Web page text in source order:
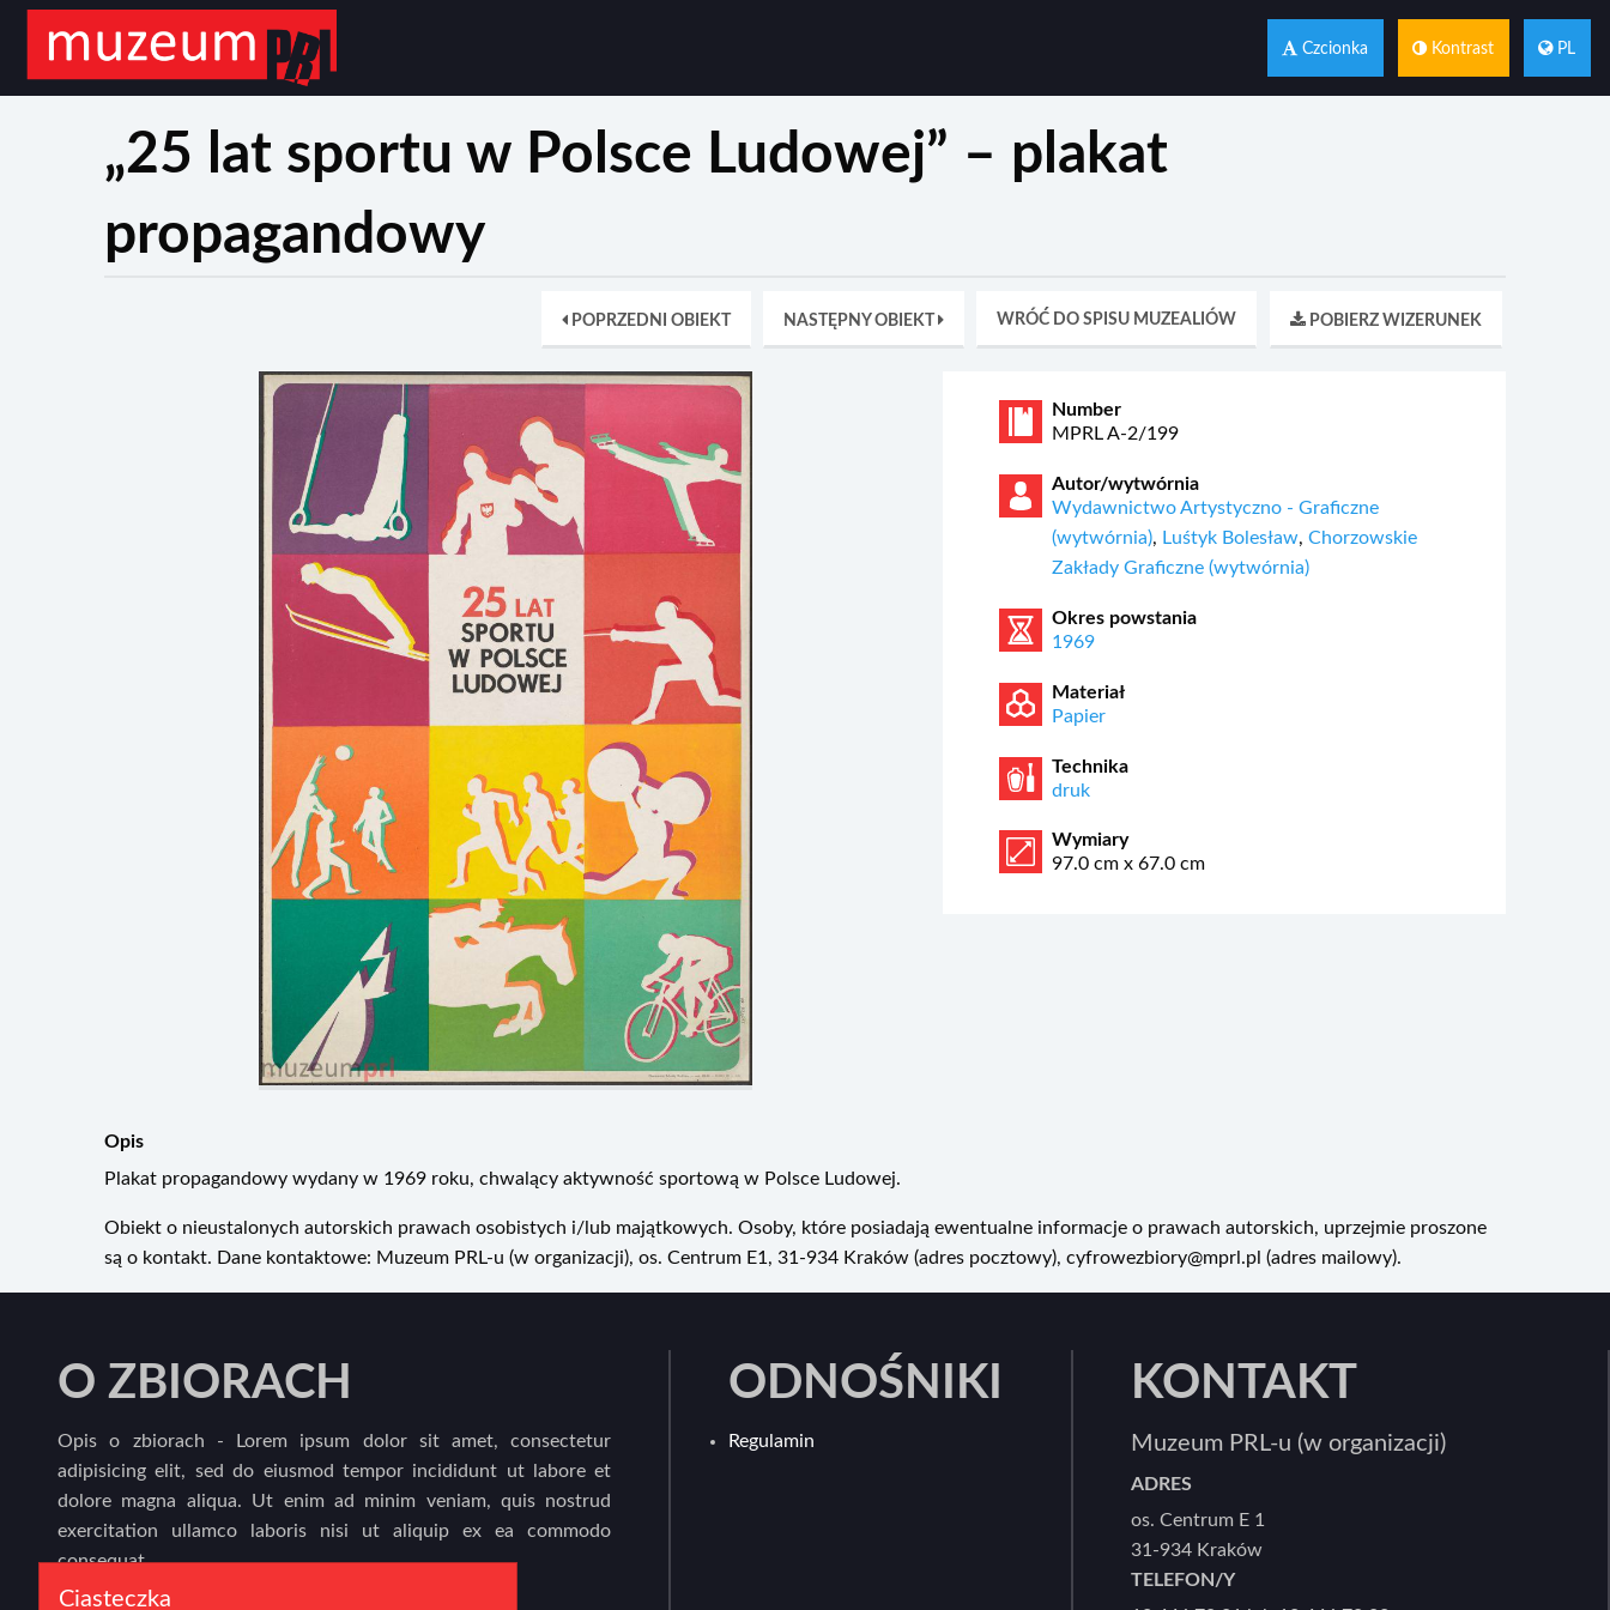
Ciasteczka
Czcionka Kontrast PL
„25 lat sportu w Polsce Ludowej” – plakat
propagandowy
POPRZEDNI OBIEKT NASTĘPNY OBIEKT WRÓĆ DO SPISU MUZEALIÓW POBIERZ WIZERUNEK
Number
MPRL A-2/199
Autor/wytwórnia
Wydawnictwo Artystyczno - Graficzne
(wytwórnia), Luśtyk Bolesław,Chorzowskie
Zakłady Graficzne (wytwórnia)
Okres powstania
1969
Materiał
Papier
Technika
druk
Wymiary
97.0 cm x 67.0 cm
Opis
Plakat propagandowy wydany w 1969 roku, chwalący aktywność sportową w Polsce Ludowej.
Obiekt o nieustalonych autorskich prawach osobistych i/lub majątkowych. Osoby, które posiadają ewentualne informacje o prawach autorskich, uprzejmie proszone
są o kontakt. Dane kontaktowe: Muzeum PRL-u (w organizacji), os. Centrum E1, 31-934 Kraków (adres pocztowy), cyfrowezbiory@mprl.pl (adres mailowy).
O ZBIORACH
Opis o zbiorach - Lorem ipsum dolor sit amet, consectetur
adipisicing elit, sed do eiusmod tempor incididunt ut labore et
dolore magna aliqua. Ut enim ad minim veniam, quis nostrud
exercitation ullamco laboris nisi ut aliquip ex ea commodo
consequat.
ODNOŚNIKI
Regulamin
KONTAKT
Muzeum PRL-u (w organizacji)
ADRES
os. Centrum E 1
31-934 Kraków
TELEFON/Y